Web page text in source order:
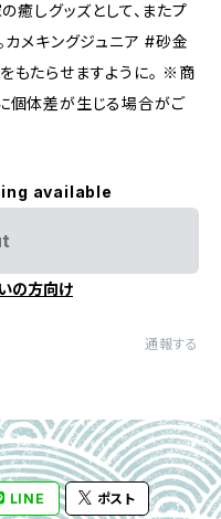
癒しグッズとして、またプ
カメキングジュニア #砂金
もたらせますように。 ※商
個体差が生じる場合がご
available
の方向け
通報する
LINE ポスト